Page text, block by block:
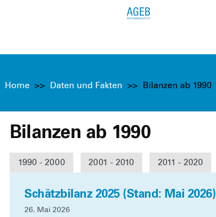
Home >> Daten und Fakten >> Bilanzen ab 1990
Bilanzen ab 1990
1990 - 2000 2001 - 2010 2011 - 2020
Schätzbilanz 2025 (Stand: Mai 2026)
26. Mai 2026